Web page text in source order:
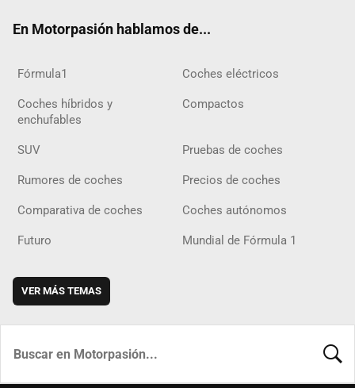
En Motorpasión hablamos de...
Fórmula1 Coches eléctricos
Coches híbridos y
enchufables
Compactos
SUV Pruebas de coches
Rumores de coches Precios de coches
Comparativa de coches Coches autónomos
Futuro Mundial de Fórmula 1
VER MÁS TEMAS